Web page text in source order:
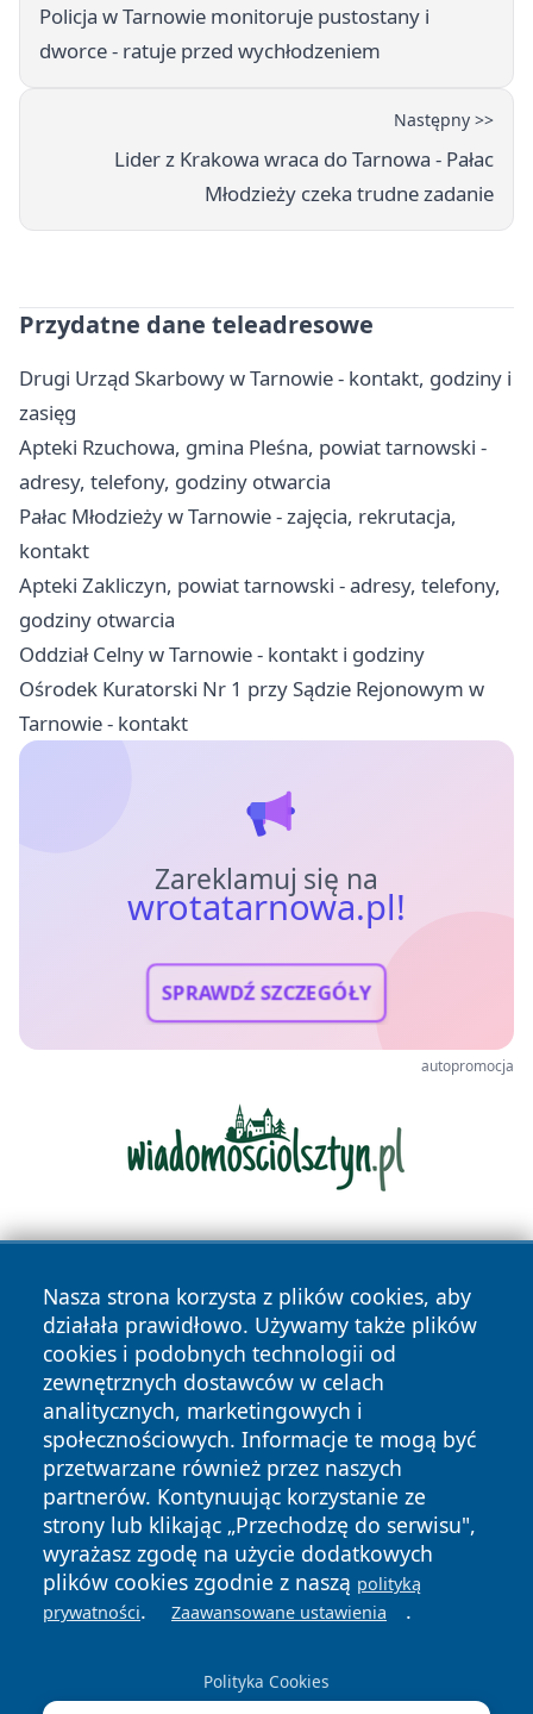
Policja w Tarnowie monitoruje pustostany i
dworce - ratuje przed wychłodzeniem
Następny >>
Lider z Krakowa wraca do Tarnowa - Pałac
Młodzieży czeka trudne zadanie
Przydatne dane teleadresowe
Drugi Urząd Skarbowy w Tarnowie - kontakt, godziny i
zasięg
Apteki Rzuchowa, gmina Pleśna, powiat tarnowski -
adresy, telefony, godziny otwarcia
Pałac Młodzieży w Tarnowie - zajęcia, rekrutacja,
kontakt
Apteki Zakliczyn, powiat tarnowski - adresy, telefony,
godziny otwarcia
Oddział Celny w Tarnowie - kontakt i godziny
Ośrodek Kuratorski Nr 1 przy Sądzie Rejonowym w
Tarnowie - kontakt
Zareklamuj się na
wrotatarnowa.pl!
SPRAWDŹ SZCZEGÓŁY
autopromocja
Nasza strona korzysta z plików cookies, aby
działała prawidłowo. Używamy także plików
cookies i podobnych technologii od
zewnętrznych dostawców w celach
analitycznych, marketingowych i
społecznościowych. Informacje te mogą być
przetwarzane również przez naszych
partnerów. Kontynuując korzystanie ze
strony lub klikając „Przechodzę do serwisu",
wyrażasz zgodę na użycie dodatkowych
plików cookies zgodnie z naszą polityką
prywatności. Zaawansowane ustawienia .
Polityka Cookies
Copyright © 2026 wrotatarnowa.pl Wszystkie prawa
zastrzeżone.
News Autorzy
Polityka
Prywatności
Polityka
Cookies